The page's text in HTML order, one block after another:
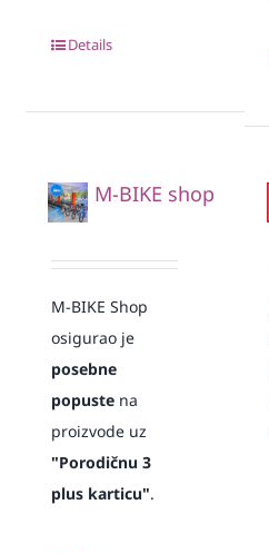
Details
M-BIKE shop
M-BIKE Shop
osigurao je
posebne
popustena
proizvode uz
"Porodičnu 3
plus karticu".